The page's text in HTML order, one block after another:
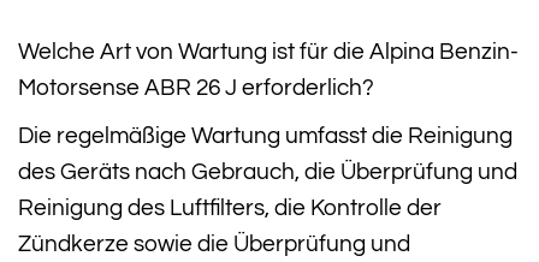
Welche Art von Wartung ist für die Alpina Benzin-
Motorsense ABR 26 J erforderlich?
Die regelmäßige Wartung umfasst die Reinigung
des Geräts nach Gebrauch, die Überprüfung und
Reinigung des Luftfilters, die Kontrolle der
Zündkerze sowie die Überprüfung und